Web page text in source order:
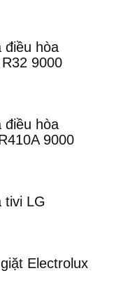
điều hòa
9000
điều hòa
9000
tivi LG
Electrolux